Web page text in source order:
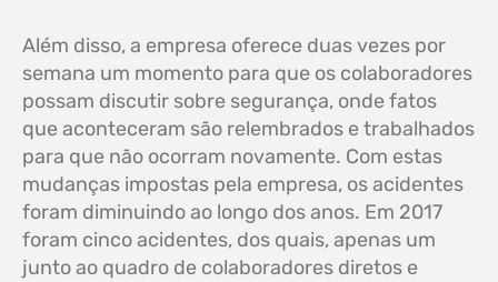
Além disso, a empresa oferece duas vezes por
semana um momento para que os colaboradores
possam discutir sobre segurança, onde fatos
que aconteceram são relembrados e trabalhados
para que não ocorram novamente. Com estas
mudanças impostas pela empresa, os acidentes
foram diminuindo ao longo dos anos. Em 2017
foram cinco acidentes, dos quais, apenas um
junto ao quadro de colaboradores diretos e